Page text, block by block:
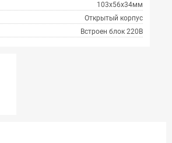
103х56х34мм
Открытый корпус
Встроен блок 220В